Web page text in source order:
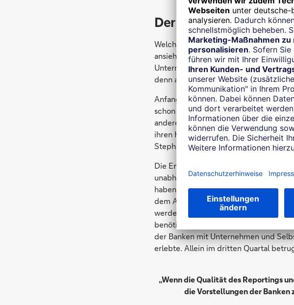
Der Euribor hat um
Welche Kraft konkret am Werk ist,
ansieht. Dies ist der Referenzzinssatz,
Unternehmenskredite beruhen, zum
denn am Euribor orientieren sich
Anfang 2022 lag der Drei-Monats-
schon rund 2,7 Prozent zu Buche –
anderen Referenzzinssätzen zeigt.
ihren Krediten erleben, ist auf diese
Stephan Beil, Leiter des Geschäfts mit
Die Entwicklung des Euribors spiegelt
unabhängig von ihrer individuellen
haben viele Unternehmer im
dem Ausbruch des Ukrainekriegs
werden, zogen offenbar viele
benötigte Liquiditätsreserven. Darauf
der Banken mit Unternehmen und
erlebte. Allein im dritten Quartal
„Wenn die Qualität des Reportings
die Vorstellungen der Banken